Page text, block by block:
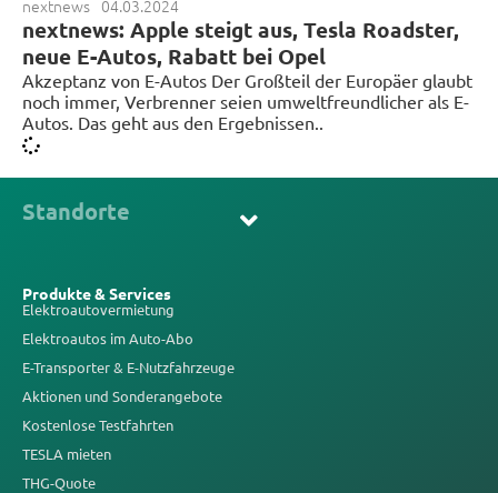
nextnews 04.03.2024
nextnews: Apple steigt aus, Tesla Roadster,
neue E-Autos, Rabatt bei Opel
Akzeptanz von E-Autos Der Großteil der Europäer glaubt
noch immer, Verbrenner seien umweltfreundlicher als E-
Autos. Das geht aus den Ergebnissen..
Standorte
Produkte & Services
Elektroautovermietung
Elektroautos im Auto-Abo
E-Transporter & E-Nutzfahrzeuge
Aktionen und Sonderangebote
Kostenlose Testfahrten
TESLA mieten
THG-Quote